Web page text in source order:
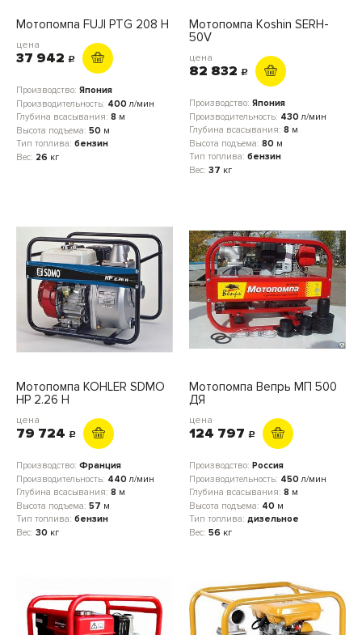
Мотопомпа FUJI PTG 208 H
цена
37 942 c
Производство: Япония
Производительность: 400 л/мин
Глубина всасывания: 8 м
Высота подъема: 50 м
Тип топлива: бензин
Вес: 26 кг
Мотопомпа Кoshin SERH-
50V
цена
82 832 c
Производство: Япония
Производительность: 430 л/мин
Глубина всасывания: 8 м
Высота подъема: 80 м
Тип топлива: бензин
Вес: 37 кг
Мотопомпа KOHLER SDMO
HP 2.26 H
цена
79 724 c
Производство: Франция
Производительность: 440 л/мин
Глубина всасывания: 8 м
Высота подъема: 57 м
Тип топлива: бензин
Вес: 30 кг
Мотопомпа Вепрь МП 500
ДЯ
цена
124 797 c
Производство: Россия
Производительность: 450 л/мин
Глубина всасывания: 8 м
Высота подъема: 40 м
Тип топлива: дизельное
Вес: 56 кг